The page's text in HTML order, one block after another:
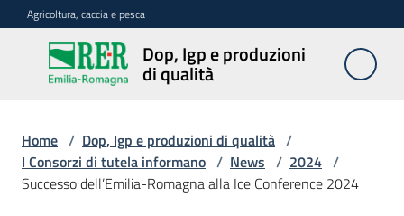
Vai al contenuto
Vai alla navigazione
Vai al footer
Agricoltura, caccia e pesca
Dop, Igp e produzioni
di qualità
Dop, Igp e
produzioni
Prodotti
Home / Dop, Igp e produzioni di qualità /
I Consorzi di tutela informano / News / 2024 /
Successo dell’Emilia-Romagna alla Ice Conference 2024